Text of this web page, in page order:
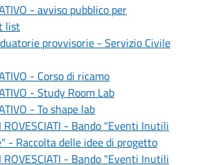
- avviso pubblico per
list
provvisorie - Servizio Civile
- Corso di ricamo
- Study Room Lab
- To shape lab
ROVESCIATI - Bando "Eventi Inutili
- Raccolta delle idee di progetto
ROVESCIATI - Bando "Eventi Inutili